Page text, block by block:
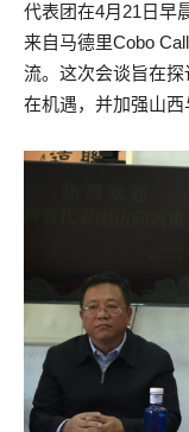
代表团在4月21日早
来自马德里Cobo
流。这次会谈旨在
在机遇，并加强山西